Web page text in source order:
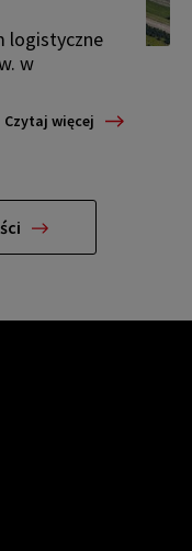
logistyczne
w
Czytaj więcej